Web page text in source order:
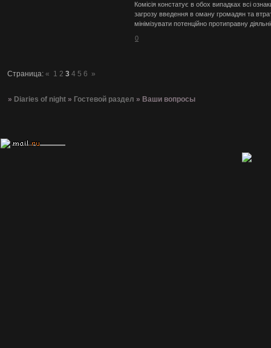
Комісія констатує в обох випадках всі
загрозу введення в оману громадян та
мінімізувати потенційно протиправну
0
Страница:« 1 2 3 4 5 6 »
» Diaries of night » Гостевой раздел » Ваши вопросы